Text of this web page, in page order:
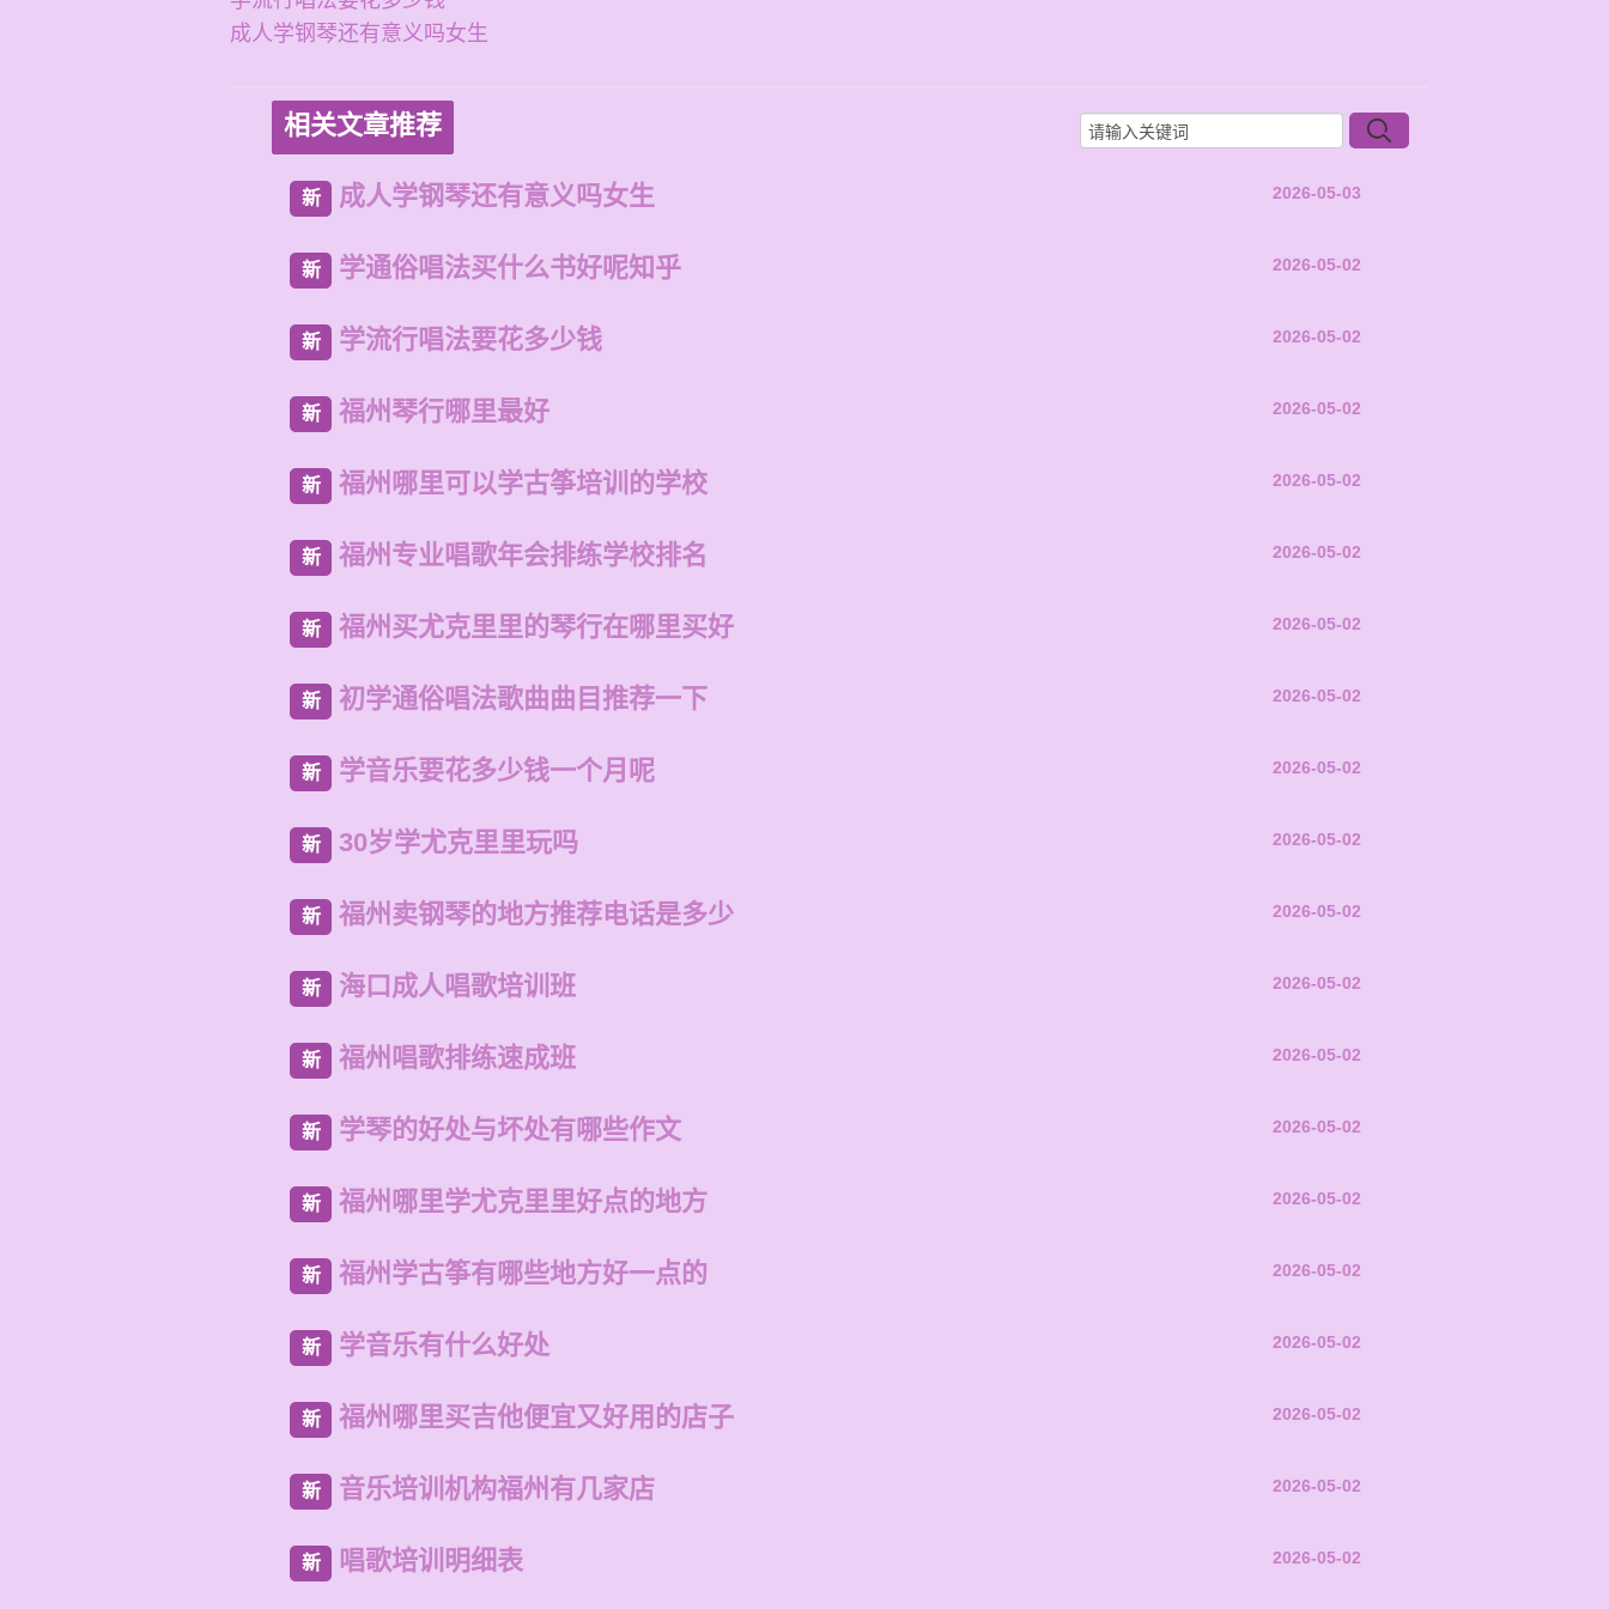
成人学钢琴还有意义吗女生
相关文章推荐
新 成人学钢琴还有意义吗女生 2026-05-03
新 学通俗唱法买什么书好呢知乎 2026-05-02
新 学流行唱法要花多少钱 2026-05-02
新 福州琴行哪里最好 2026-05-02
新 福州哪里可以学古筝培训的学校 2026-05-02
新 福州专业唱歌年会排练学校排名 2026-05-02
新 福州买尤克里里的琴行在哪里买好 2026-05-02
新 初学通俗唱法歌曲曲目推荐一下 2026-05-02
新 学音乐要花多少钱一个月呢 2026-05-02
新 30岁学尤克里里玩吗 2026-05-02
新 福州卖钢琴的地方推荐电话是多少 2026-05-02
新 海口成人唱歌培训班 2026-05-02
新 福州唱歌排练速成班 2026-05-02
新 学琴的好处与坏处有哪些作文 2026-05-02
新 福州哪里学尤克里里好点的地方 2026-05-02
新 福州学古筝有哪些地方好一点的 2026-05-02
新 学音乐有什么好处 2026-05-02
新 福州哪里买吉他便宜又好用的店子 2026-05-02
新 音乐培训机构福州有几家店 2026-05-02
新 唱歌培训明细表 2026-05-02